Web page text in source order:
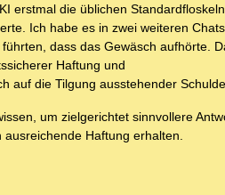
erstmal die üblichen
Ich habe es in zwei weiteren
dass das Gewäsch aufhörte.
Haftung und
auf die Tilgung ausstehender
um zielgerichtet sinnvollere
Haftung erhalten.